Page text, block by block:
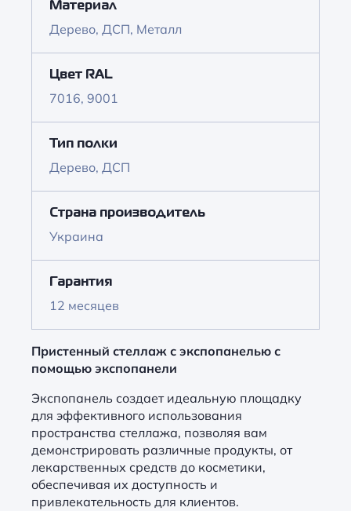
Материал
Дерево, ДСП, Металл
Цвет RAL
7016, 9001
Тип полки
Дерево, ДСП
Страна производитель
Украина
Гарантия
12 месяцев
Пристенный стеллаж с экспопанелью с
помощью экспопанели
Экспопанель создает идеальную площадку
для эффективного использования
пространства стеллажа, позволяя вам
демонстрировать различные продукты, от
лекарственных средств до косметики,
обеспечивая их доступность и
привлекательность для клиентов.